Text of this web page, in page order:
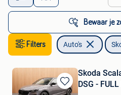
Bewaar je
Filters Auto's
Bewaren
Skoda
DSG -